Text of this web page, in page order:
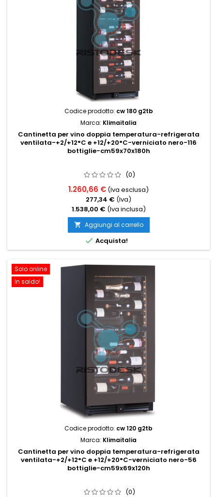
Codice prodotto: cw 180 g2tb
Marca: Klimaitalia
Cantinetta per vino doppia temperatura-refrigerata
ventilata-+2/+12°C e +12/+20°C-verniciato nero-116
bottiglie-cm59x70x180h
(0)
1.260,66 € (Iva esclusa)
277,34 € (Iva)
1.538,00 € (Iva inclusa)
 Aggiungi al carrello
 Acquista!
Solo online
In saldo!
Codice prodotto: cw 120 g2tb
Marca: Klimaitalia
Cantinetta per vino doppia temperatura-refrigerata
ventilata-+2/+12°C e +12/+20°C-verniciato nero-56
bottiglie-cm59x69x120h
(0)